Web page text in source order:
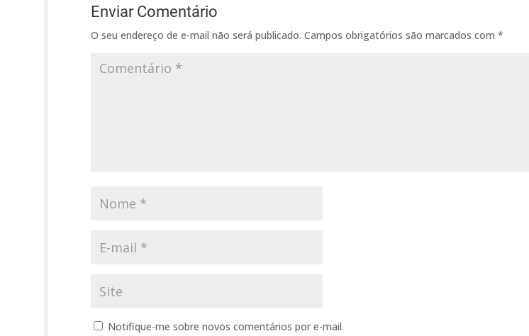
Enviar Comentário
O seu endereço de e-mail não será publicado. Campos obrigatórios são marcados com *
Notifique-me sobre novos comentários por e-mail.